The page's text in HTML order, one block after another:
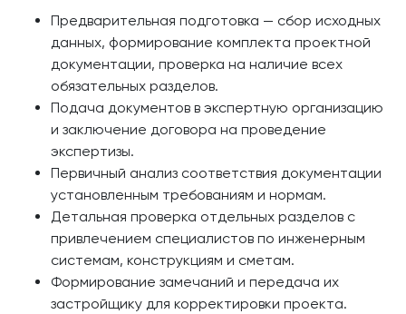
Предварительная подготовка — сбор исходных
данных, формирование комплекта проектной
документации, проверка на наличие всех
обязательных разделов.
Подача документов в экспертную организацию
и заключение договора на проведение
экспертизы.
Первичный анализ соответствия документации
установленным требованиям и нормам.
Детальная проверка отдельных разделов с
привлечением специалистов по инженерным
системам, конструкциям и сметам.
Формирование замечаний и передача их
застройщику для корректировки проекта.